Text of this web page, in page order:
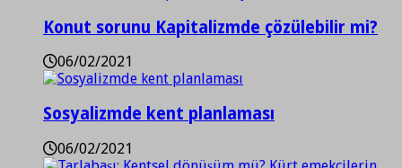
Konut sorunu Kapitalizmde çözülebilir mi?
06/02/2021
Sosyalizmde kent planlaması
06/02/2021